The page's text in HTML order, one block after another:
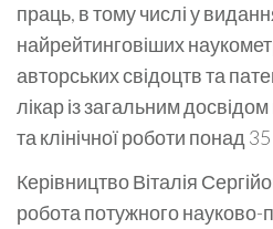
праць, в тому числі у
найрейтинговіших
авторських свідоцтв та
лікар із загальним
та клінічної роботи понад 35
Керівництво Віталія
робота потужного науково-